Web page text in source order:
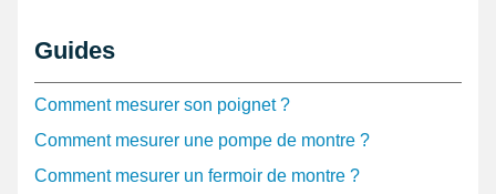
Guides
Comment mesurer son poignet ?
Comment mesurer une pompe de montre ?
Comment mesurer un fermoir de montre ?